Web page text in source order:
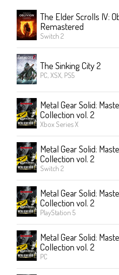
The Elder Scrolls IV:
Remastered
Switch 2
The Sinking City 2
PC, XSX, PS5
Metal Gear Solid:
Collection vol. 2
Xbox Series X
Metal Gear Solid:
Collection vol. 2
Switch 2
Metal Gear Solid:
Collection vol. 2
PlayStation 5
Metal Gear Solid:
Collection vol. 2
PC